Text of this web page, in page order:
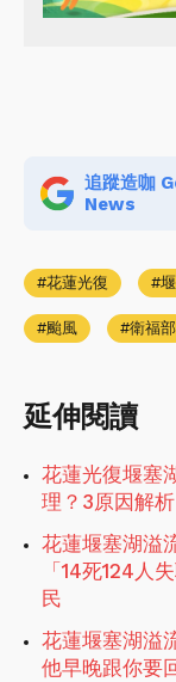
追蹤造咖
News
花蓮光復
颱風 衛福部
延伸閱讀
花蓮光復堰塞
理？3原因解析
花蓮堰塞湖溢
「14死124人
民
花蓮堰塞湖溢
他早晚跟你要